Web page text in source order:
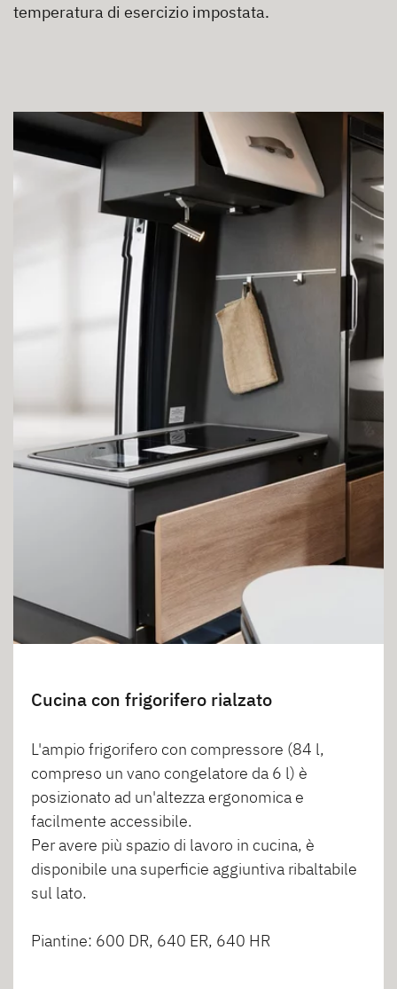
temperatura di esercizio impostata.
Cucina con frigorifero rialzato
L'ampio frigorifero con compressore (84 l,
compreso un vano congelatore da 6 l) è
posizionato ad un'altezza ergonomica e
facilmente accessibile.
Per avere più spazio di lavoro in cucina, è
disponibile una superficie aggiuntiva ribaltabile
sul lato.
Piantine: 600 DR, 640 ER, 640 HR